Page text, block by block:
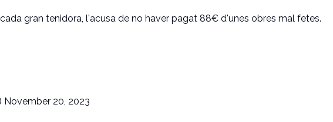
gran tenidora, l'acusa de no haver pagat 88€ d'unes obres mal fetes.
November 20, 2023